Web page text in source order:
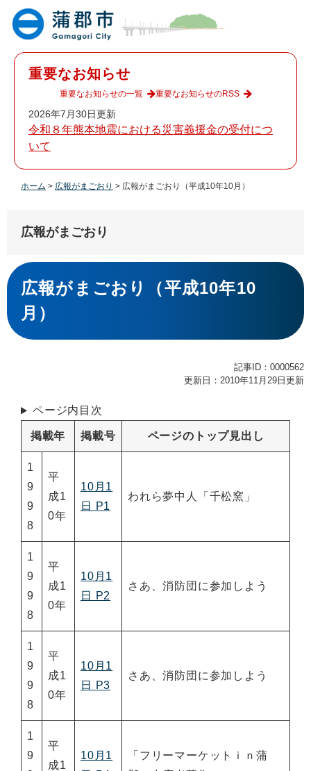
重要なお知らせ
2026年7月30日更新
令和８年熊本地震における災害義援金の受付につ
いて
重要なお知らせの一覧 重要なお知らせのRSS
ホーム > 広報がまごおり > 広報がまごおり（平成10年10月）
広報がまごおり
本
文
広報がまごおり（平成10年10
月）
記事ID：0000562
更新日：2010年11月29日更新
ページ内目次
掲載年 掲載号 ページのトップ見出し
1
9
9
8
平
成1
0年
10月1
日 P1
われら夢中人「千松窯」
1
9
9
8
平
成1
0年
10月1
日 P2
さあ、消防団に参加しよう
1
9
9
8
平
成1
0年
10月1
日 P3
さあ、消防団に参加しよう
1
9
平
成1
10月1
「フリーマーケットｉｎ蒲